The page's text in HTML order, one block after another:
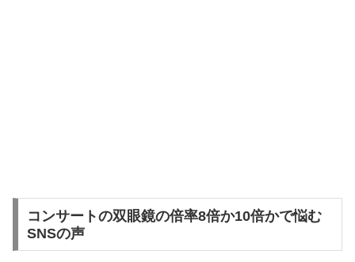
コンサートの双眼鏡の倍率8倍か10倍かで悩む
SNSの声